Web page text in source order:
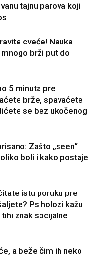
tajnu parova koji
cveće! Nauka
brži put do
5 minuta pre
brže, spavaćete
se bez ukočenog
Zašto „seen“
boli i kako postaje
istu poruku pre
Psiholozi kažu
znak socijalne
a beže čim ih neko